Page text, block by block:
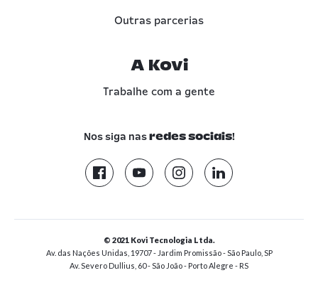
Outras parcerias
A Kovi
Trabalhe com a gente
Nos siga nas redes sociais!
© 2021 Kovi Tecnologia Ltda.
Av. das Nações Unidas, 19707 - Jardim Promissão - São Paulo, SP
Av. Severo Dullius, 60 - São João - Porto Alegre - RS